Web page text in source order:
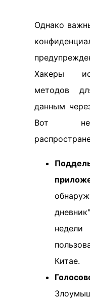
Однако
Хакеры
методов
данным
Вот
Китае.